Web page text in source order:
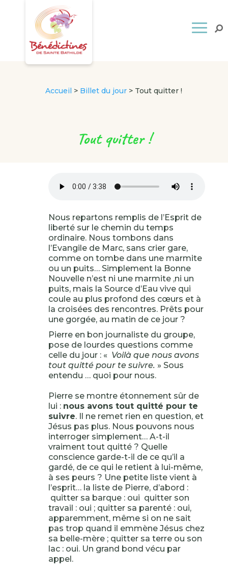
Accueil > Billet du jour > Tout quitter !
Tout quitter !
Nous repartons remplis de l’Esprit de
liberté sur le chemin du temps
ordinaire. Nous tombons dans
l’Evangile de Marc, sans crier gare,
comme on tombe dans une marmite
ou un puits… Simplement la Bonne
Nouvelle n’est ni une marmite ,ni un
puits, mais la Source d’Eau vive qui
coule au plus profond des cœurs et à
la croisées des rencontres. Prêts pour
une gorgée, au matin de ce jour ?
Pierre en bon journaliste du groupe,
pose de lourdes questions comme
celle du jour : « Voilà que nous avons
tout quitté pour te suivre. » Sous
entendu … quoi pour nous.
Pierre se montre étonnement sûr de
lui : nous avons tout quitté pour te
suivre. Il ne remet rien en question, et
Jésus pas plus. Nous pouvons nous
interroger simplement… A-t-il
vraiment tout quitté ? Quelle
conscience garde-t-il de ce qu’il a
gardé, de ce qui le retient à lui-même,
à ses peurs ? Une petite liste vient à
l’esprit… la liste de Pierre, d’abord :
quitter sa barque : oui quitter son
travail : oui ; quitter sa parenté : oui,
apparemment, même si on ne sait
pas trop quand il emmène Jésus chez
sa belle-mère ; quitter sa terre ou son
lac : oui. Un grand bond vécu par
appel.